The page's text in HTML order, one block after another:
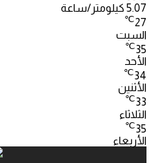
5.07 كيلومتر/ساعة
27
℃
السبت
35
℃
الأحد
34
℃
الأثنين
33
℃
الثلاثاء
35
℃
الأربعاء